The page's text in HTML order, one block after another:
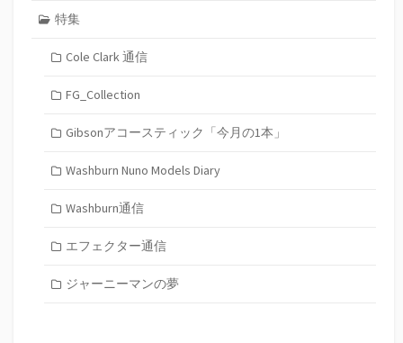
特集
Cole Clark 通信
FG_Collection
Gibsonアコースティック「今月の1本」
Washburn Nuno Models Diary
Washburn通信
エフェクター通信
ジャーニーマンの夢